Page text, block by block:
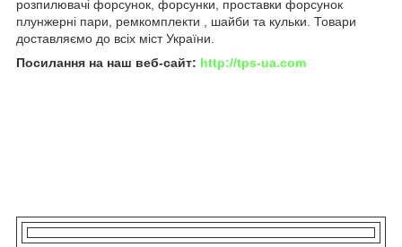
розпилювачі форсунок, форсунки, проставки форсунок
плунжерні пари, ремкомплекти , шайби та кульки. Товари
доставляємо до всіх міст України.
Посилання на наш веб-сайт: http://tps-ua.com